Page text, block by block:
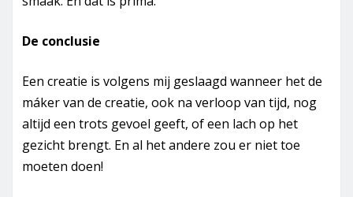
De conclusie
Een creatie is volgens mij geslaagd wanneer het de
máker van de creatie, ook na verloop van tijd, nog
altijd een trots gevoel geeft, of een lach op het
gezicht brengt. En al het andere zou er niet toe
moeten doen!